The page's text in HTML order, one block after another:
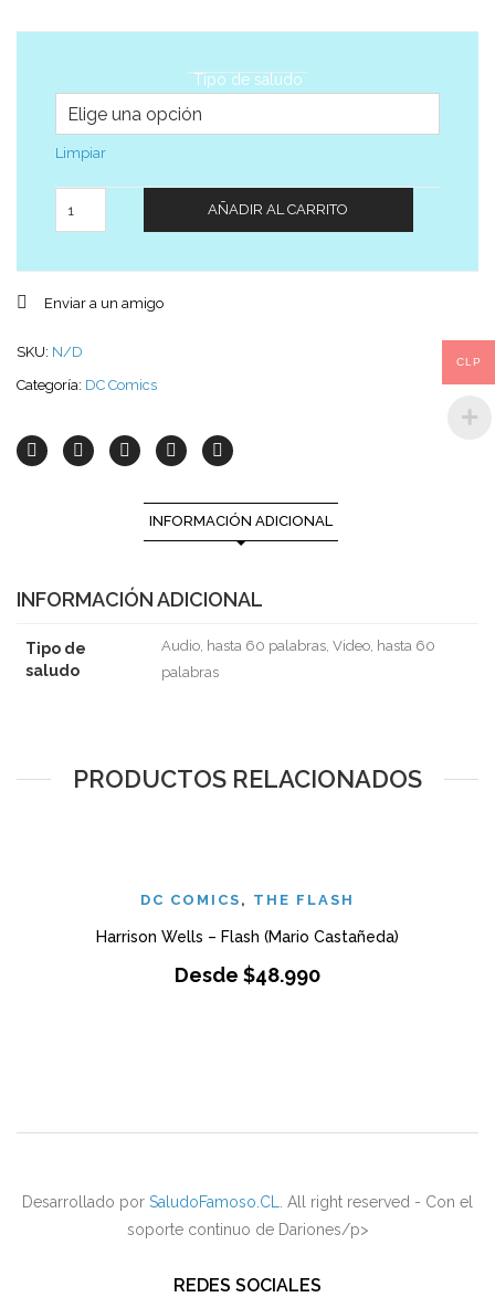
Tipo de saludo
Limpiar
AÑADIR AL CARRITO
Enviar a un amigo
SKU: N/D
Categoría: DC Comics
INFORMACIÓN ADICIONAL
INFORMACIÓN ADICIONAL
Tipo de
saludo
Audio, hasta 60 palabras, Video, hasta 60
palabras
PRODUCTOS RELACIONADOS
DC COMICS , THE FLASH
Harrison Wells – Flash (Mario Castañeda)
Desde $48.990
Desarrollado por SaludoFamoso.CL
. All right reserved - Con el
soporte continuo de Dariones/p>
REDES SOCIALES
CLP